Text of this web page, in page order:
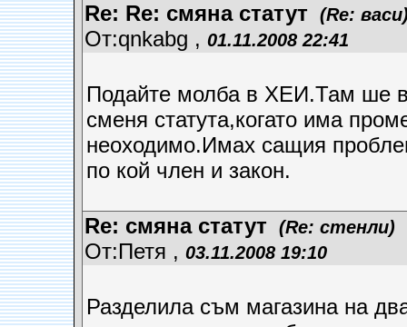
Re: Re: смяна статут (Re:
От:qnkabg , 01.11.2008 22:41
Подайте молба в ХЕИ.Там ше
сменя статута,когато има
неоходимо.Имах сащия
по кой член и закон.
Re: смяна статут (Re: стенли)
От:Петя , 03.11.2008 19:10
Разделила съм магазина на